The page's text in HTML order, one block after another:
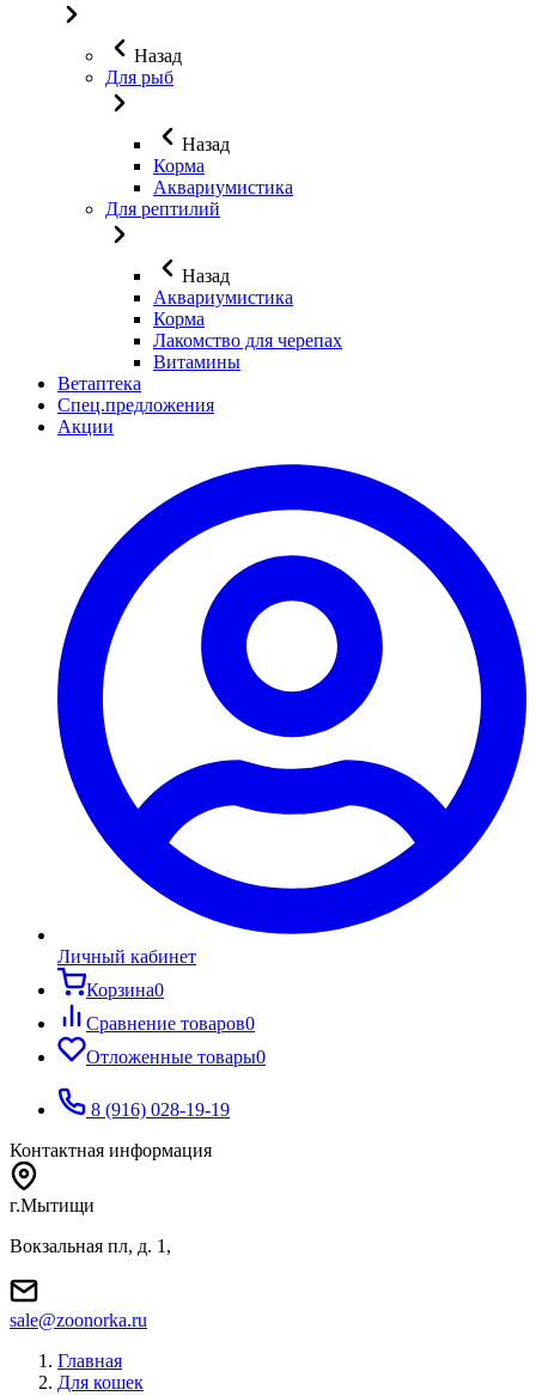
Назад
Для рыб
Назад
Корма
Аквариумистика
Для рептилий
Назад
Аквариумистика
Корма
Лакомство для черепах
Витамины
Ветаптека
Спец.предложения
Акции
Личный кабинет
Корзина0
Сравнение товаров0
Отложенные товары0
8 (916) 028-19-19
Контактная информация
г.Мытищи
Вокзальная пл, д. 1,
sale@zoonorka.ru
Главная
Для кошек